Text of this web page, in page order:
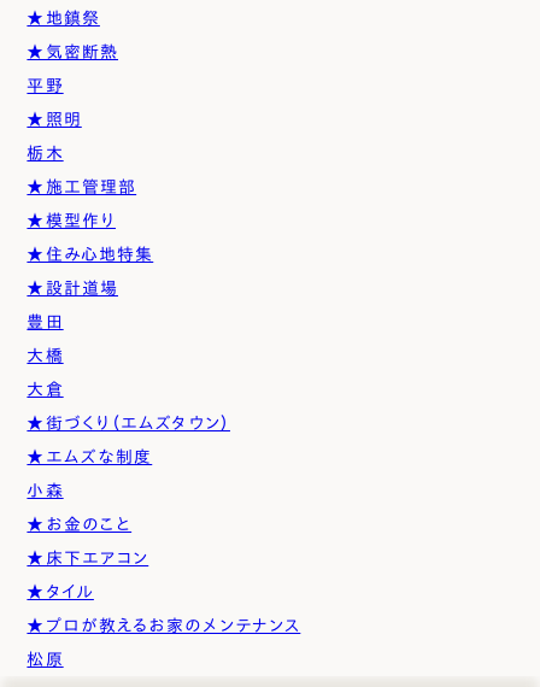
★地鎮祭
★気密断熱
平野
★照明
栃木
★施工管理部
★模型作り
★住み心地特集
★設計道場
豊田
大橋
大倉
★街づくり（エムズタウン）
★エムズな制度
小森
★お金のこと
★床下エアコン
★タイル
★プロが教えるお家のメンテナンス
松原